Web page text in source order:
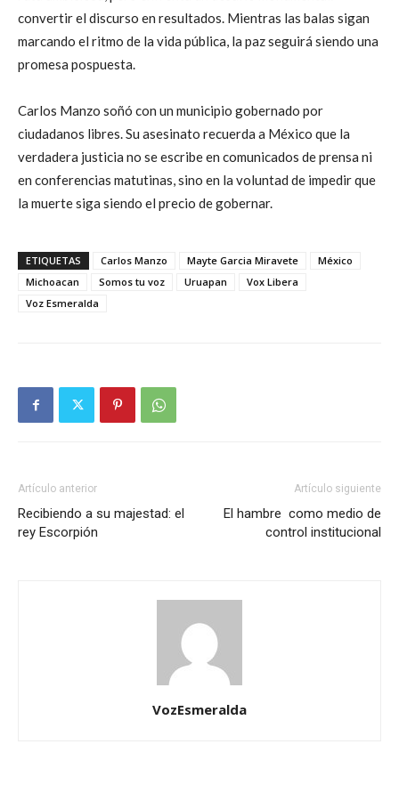
convertir el discurso en resultados. Mientras las balas sigan
marcando el ritmo de la vida pública, la paz seguirá siendo una
promesa pospuesta.
Carlos Manzo soñó con un municipio gobernado por
ciudadanos libres. Su asesinato recuerda a México que la
verdadera justicia no se escribe en comunicados de prensa ni
en conferencias matutinas, sino en la voluntad de impedir que
la muerte siga siendo el precio de gobernar.
ETIQUETAS Carlos Manzo Mayte Garcia Miravete
México
Michoacan
Somos tu voz Uruapan
Vox Libera
Voz Esmeralda
Artículo anterior
Recibiendo a su majestad: el
rey Escorpión
Artículo siguiente
El hambre como medio de
control institucional
VozEsmeralda